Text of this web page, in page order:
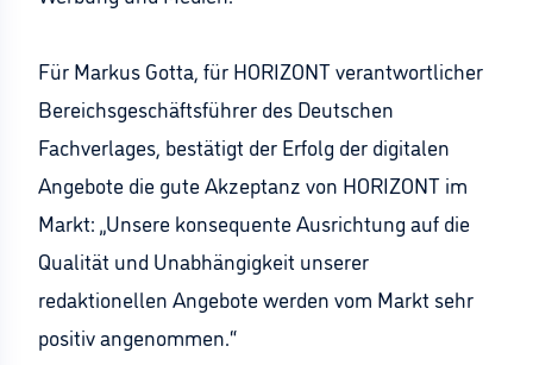
Für Markus Gotta, für HORIZONT verantwortlicher
Bereichsgeschäftsführer des Deutschen
Fachverlages, bestätigt der Erfolg der digitalen
Angebote die gute Akzeptanz von HORIZONT im
Markt: „Unsere konsequente Ausrichtung auf die
Qualität und Unabhängigkeit unserer
redaktionellen Angebote werden vom Markt sehr
positiv angenommen.“